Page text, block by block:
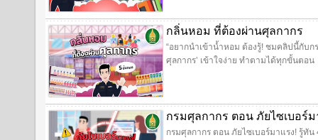
กลิ่นหอม ที่ต้องผ่านศุลกากร
“อยากนำเข้าน้ำหอม ต้องรู้! ชมคลิปนี้กับ
ศุลกากร’ เข้าใจง่าย ทำตามได้ทุกขั้นตอน
กรมศุลกากร ตอน ภัยไซเบอร์
กรมศุลกากร ตอน ภัยไซเบอร์มาแรง! รู้ทัน